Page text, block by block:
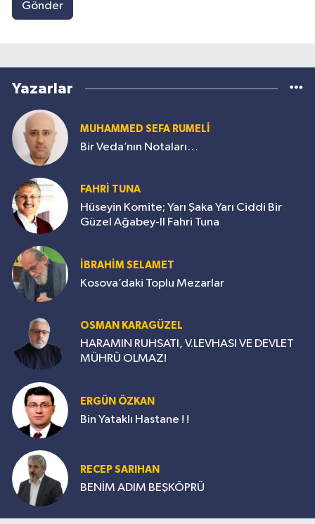
Gönder
Yazarlar
MUHAMMED SEFA RUMELİ
Bir Veda’nın Notaları…
FAHRİ TUNA
Hüseyin Komite; Yarı Şaka Yarı Ciddi Bir
Güzel Ağabey-II Fahri Tuna
İBRAHİM SELAMET
Kosova’daki Toplu Mezarlar
OSMAN KARAGÜZEL
HARAMIN RUHSATI, V.LEVHASI VE DEVLET
MÜHRÜ OLMAZ!
ERGÜN ÖZKAN
Bin Yataklı Hastane ! !
RECEP SARIHAN
BENİM ADIM BEŞKÖPRÜ